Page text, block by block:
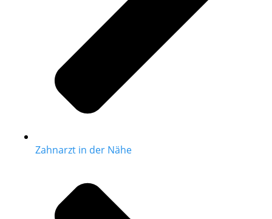
Zahnarzt in der Nähe